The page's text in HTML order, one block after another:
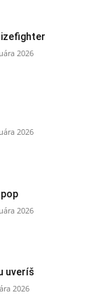
2026
2026
2026
uveríš
2026